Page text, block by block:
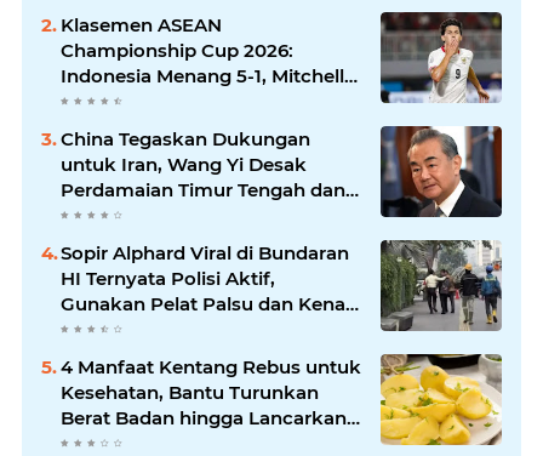
Klasemen ASEAN
Championship Cup 2026:
Indonesia Menang 5-1, Mitchell
Baker Hattrick dan Puncaki Top
China Tegaskan Dukungan
untuk Iran, Wang Yi Desak
Perdamaian Timur Tengah dan
Soroti Ketegangan dengan AS
Sopir Alphard Viral di Bundaran
HI Ternyata Polisi Aktif,
Gunakan Pelat Palsu dan Kena
Tilang
4 Manfaat Kentang Rebus untuk
Kesehatan, Bantu Turunkan
Berat Badan hingga Lancarkan
Pencernaan